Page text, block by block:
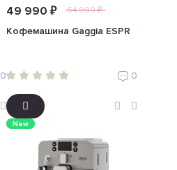
0
49 990 ₽ 54 989 ₽
Кофемашина Gaggia ESPR
0
New